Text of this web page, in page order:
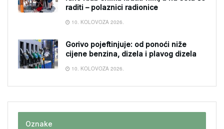
raditi – polaznici radionice
10. KOLOVOZA 2026.
Gorivo pojeftinjuje: od ponoći niže
cijene benzina, dizela i plavog dizela
10. KOLOVOZA 2026.
Oznake